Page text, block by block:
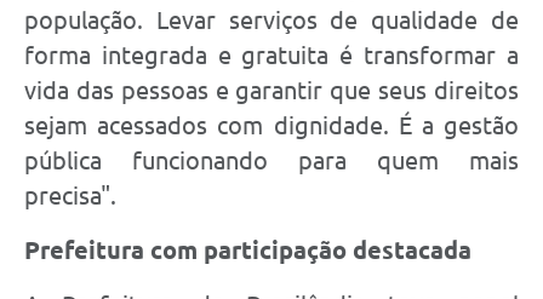
população. Levar serviços de qualidade de
forma integrada e gratuita é transformar a
vida das pessoas e garantir que seus direitos
sejam acessados com dignidade. É a gestão
pública funcionando para quem mais
precisa".
Prefeitura com participação destacada